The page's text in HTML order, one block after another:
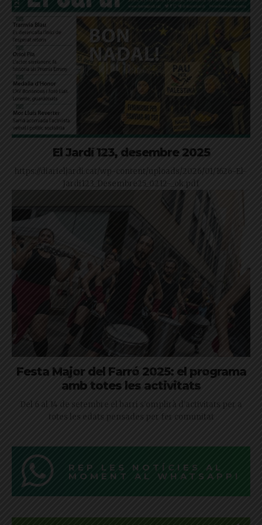
El Jardí 123, desembre 2025
https://diarieljardi.cat/wp-content/uploads/2026/01/1626-El-
Jardi123_Desembre25_0212-_ok.pdf
Festa Major del Farró 2025: el programa
amb totes les activitats
Del 6 al 14 de setembre el barri s'omplirà d'activitats per a
totes les edats pensades per fer comunitat
REP LES NOTÍCIES AL
MOMENT AL WHATSAPP!